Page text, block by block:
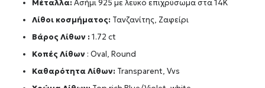
Μέταλλα: Ασήμι 925 με λευκό επιχρύσωμα στα 14Κ
Λίθοι κοσμήματος: Τανζανίτης, Ζαφείρι
Βάρος Λίθων : 1.72 ct
Κοπές Λίθων : Oval, Round
Καθαρότητα Λίθων: Transparent, Vvs